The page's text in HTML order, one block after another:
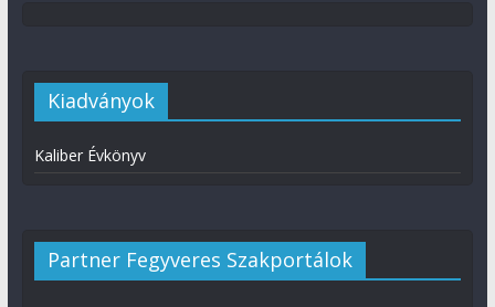
Kiadványok
Kaliber Évkönyv
Partner Fegyveres Szakportálok